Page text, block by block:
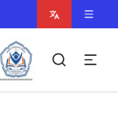
& HUT PGRI